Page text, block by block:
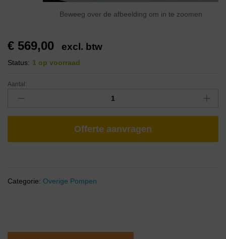
Beweeg over de afbeelding om in te zoomen
€ 569,00 excl. btw
Status: 1 op voorraad
Aantal:
Offerte aanvragen
Categorie: Overige Pompen